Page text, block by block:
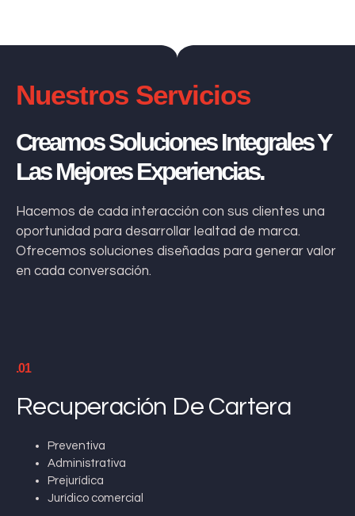
Nuestros Servicios
Creamos Soluciones Integrales Y
Las Mejores Experiencias.
Hacemos de cada interacción con sus clientes una
oportunidad para desarrollar lealtad de marca.
Ofrecemos soluciones diseñadas para generar valor
en cada conversación.
.01
Recuperación De Cartera
Preventiva
Administrativa
Prejurídica
Jurídico comercial